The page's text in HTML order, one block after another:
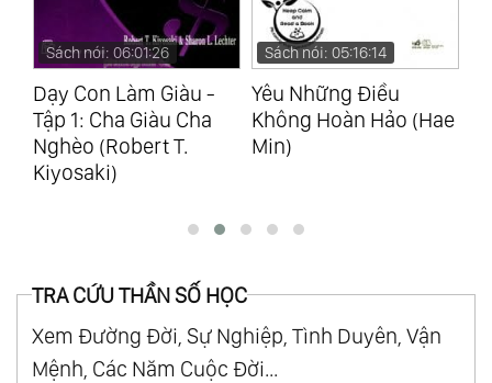
Sách nói: 05:16:14
Yêu Những Điều
Không Hoàn Hảo (Hae
Min)
Sách nói: 02:20:33
Bác Sĩ Tốt Nhất Là
Chính Mình - Tập 1
(Hồng Chiêu Quang)
TRA CỨU THẦN SỐ HỌC
Xem Đường Đời, Sự Nghiệp, Tình Duyên, Vận
Mệnh, Các Năm Cuộc Đời...